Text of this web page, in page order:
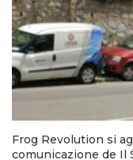
Frog Revolution si
comunicazione de Il